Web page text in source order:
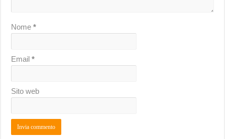
Nome*
Email*
Sito web